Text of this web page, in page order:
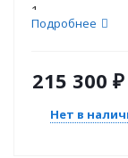
1...
Подробнее
215 300 ₽
Нет в